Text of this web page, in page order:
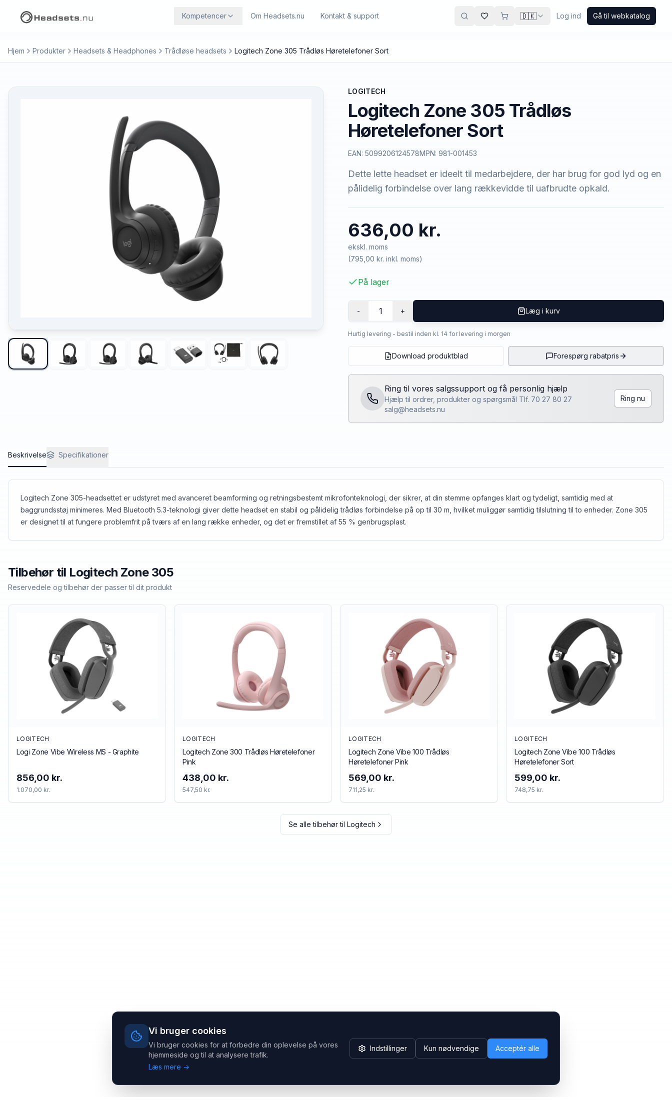
Vi bruger cookies
Vi bruger cookies for at forbedre din oplevelse på vores
hjemmeside og til at analysere trafik.
Læs mere →
Indstillinger Kun nødvendige Acceptér alle
Kompetencer Om Headsets.nu Kontakt & support 🇩🇰 Log ind Gå til webkatalog
Hjem Produkter Headsets & Headphones Trådløse headsets Logitech Zone 305 Trådløs Høretelefoner Sort
LOGITECH
Logitech Zone 305 Trådløs
Høretelefoner Sort
EAN: 5099206124578MPN: 981-001453
Dette lette headset er ideelt til medarbejdere, der har brug for god lyd og en
pålidelig forbindelse over lang rækkevidde til uafbrudte opkald.
636,00 kr.
ekskl. moms
(795,00 kr. inkl. moms)
På lager
- 1 + Læg i kurv
Hurtig levering - bestil inden kl. 14 for levering i morgen
Download produktblad Forespørg rabatpris
Ring til vores salgssupport og få personlig hjælp
Hjælp til ordrer, produkter og spørgsmål Tlf. 70 27 80 27
salg@headsets.nu
Ring nu
Beskrivelse Specifikationer
Logitech Zone 305-headsettet er udstyret med avanceret beamforming og retningsbestemt mikrofonteknologi, der sikrer, at din stemme opfanges klart og tydeligt, samtidig med at
baggrundsstøj minimeres. Med Bluetooth 5.3-teknologi giver dette headset en stabil og pålidelig trådløs forbindelse på op til 30 m, hvilket muliggør samtidig tilslutning til to enheder. Zone 305
er designet til at fungere problemfrit på tværs af en lang række enheder, og det er fremstillet af 55 % genbrugsplast.
Tilbehør til Logitech Zone 305
Reservedele og tilbehør der passer til dit produkt
LOGITECH
Logi Zone Vibe Wireless MS - Graphite
856,00 kr.
1.070,00 kr.
LOGITECH
Logitech Zone 300 Trådløs Høretelefoner
Pink
438,00 kr.
547,50 kr.
LOGITECH
Logitech Zone Vibe 100 Trådløs
Høretelefoner Pink
569,00 kr.
711,25 kr.
LOGITECH
Logitech Zone Vibe 100 Trådløs
Høretelefoner Sort
599,00 kr.
748,75 kr.
Se alle tilbehør til Logitech